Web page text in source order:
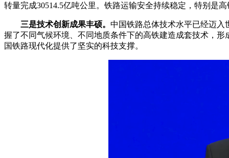
转量完成30514.5亿吨公里。铁路运输安全持续稳定，特别是
三是技术创新成果丰硕。 中国铁路总体技术水平已经迈入
握了不同气候环境、不同地质条件下的高铁建造成套技术，
国铁路现代化提供了坚实的科技支撑。